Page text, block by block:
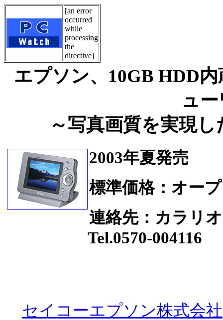
[an error
occurred
while
processing
the
directive]
エプソン、10GB HDD
ュ
～写真画質を実現
2003年夏発売
標準価格：オー
連絡先：カラリ
Tel.0570-004116
セイコーエプソン株式会社